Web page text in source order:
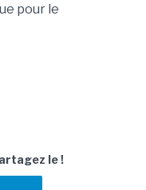
pour le
le !